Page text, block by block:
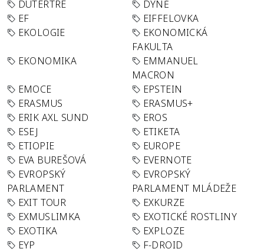
DUTERTRE
DÝNĚ
EF
EIFFELOVKA
EKOLOGIE
EKONOMICKÁ
FAKULTA
EKONOMIKA
EMMANUEL
MACRON
EMOCE
EPSTEIN
ERASMUS
ERASMUS+
ERIK AXL SUND
EROS
ESEJ
ETIKETA
ETIOPIE
EUROPE
EVA BUREŠOVÁ
EVERNOTE
EVROPSKÝ
PARLAMENT
EVROPSKÝ
PARLAMENT MLÁDEŽE
EXIT TOUR
EXKURZE
EXMUSLIMKA
EXOTICKÉ ROSTLINY
EXOTIKA
EXPLOZE
EYP
F-DROID